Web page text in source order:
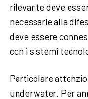
rilevante deve
necessarie alla
deve essere
con i sistemi
Particolare
underwater. Per